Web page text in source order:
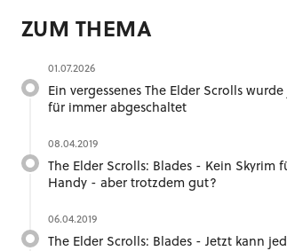
ZUM THEMA
01.07.2026
Ein vergessenes The Elder Scrolls
für immer abgeschaltet
08.04.2019
The Elder Scrolls: Blades - Kein Skyrim
Handy - aber trotzdem gut?
06.04.2019
The Elder Scrolls: Blades - Jetzt kann